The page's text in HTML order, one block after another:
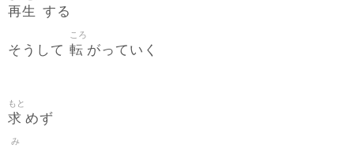
再生 する
そうして 転
ころ
がっていく
求
もと
めず
み